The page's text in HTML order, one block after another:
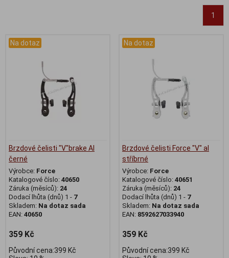
1
Na dotaz
Brzdové čelisti "V"brake Al
černé
Výrobce: Force
Katalogové číslo: 40650
Záruka (měsíců): 24
Dodací lhůta (dnů) 1 - 7
Skladem: Na dotaz sada
EAN: 40650
359 Kč
Původní cena:399 Kč
Na dotaz
Brzdové čelisti Force "V" al
stříbrné
Výrobce: Force
Katalogové číslo: 40651
Záruka (měsíců): 24
Dodací lhůta (dnů) 1 - 7
Skladem: Na dotaz sada
EAN: 8592627033940
359 Kč
Původní cena:399 Kč